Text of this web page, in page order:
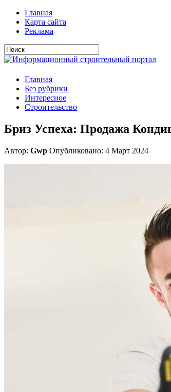
Главная
Карта сайта
Реклама
Главная
Без рубрики
Интересное
Строительство
Бриз Успеха: Продажа
Автор: Gwp Опубликовано: 4 Март 2024